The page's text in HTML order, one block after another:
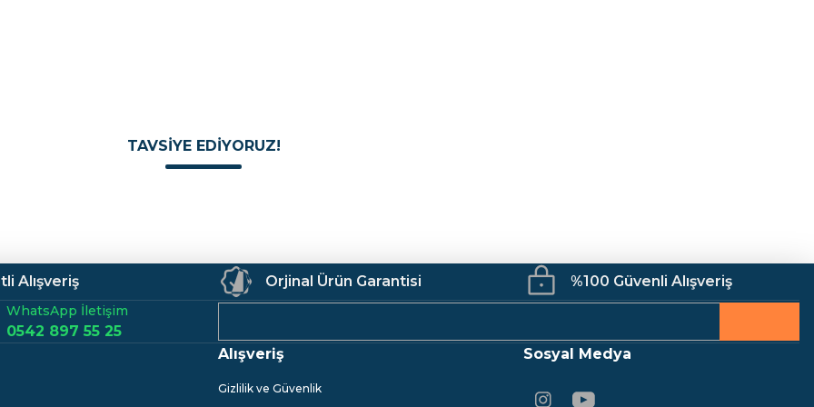
TAVSİYE EDİYORUZ!
Alışveriş Orjinal Ürün Garantisi %100 Güvenli Alışveriş
WhatsApp İletişim
0542 897 55 25
Alışveriş
Gizlilik ve Güvenlik
Sosyal Medya